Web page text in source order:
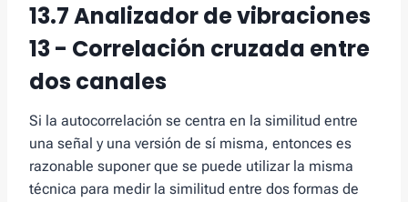
13.7 Analizador de vibraciones
13 - Correlación cruzada entre
dos canales
Si la autocorrelación se centra en la similitud entre
una señal y una versión de sí misma, entonces es
razonable suponer que se puede utilizar la misma
técnica para medir la similitud entre dos formas de